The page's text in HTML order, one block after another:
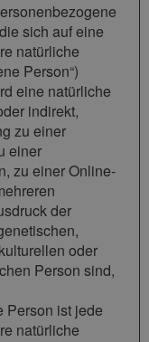
sich auf eine
natürliche
Person“)
eine natürliche
indirekt,
zu einer
einer
zu einer Online-
der
oder
Person sind,
Person ist jede
natürliche